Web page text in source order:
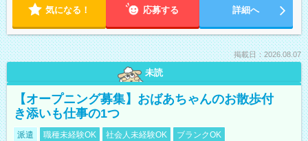
気になる！ 応募する 詳細へ
掲載日：2026.08.07
未読
【オープニング募集】おばあちゃんのお散歩付
き添いも仕事の1つ
派遣 職種未経験OK 社会人未経験OK
ブランクOK